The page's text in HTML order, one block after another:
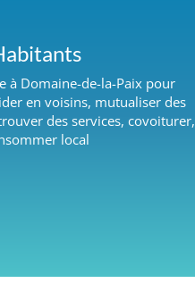
à Domaine-de-la-Paix pour
en voisins, mutualiser des
des services, covoiturer,
local